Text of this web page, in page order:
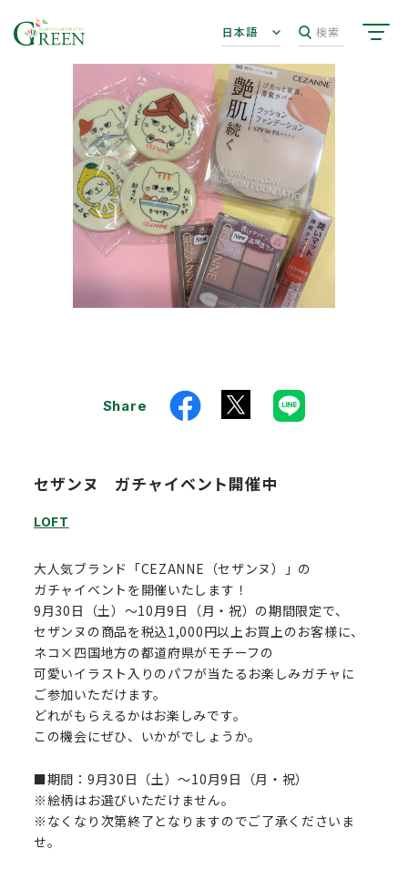
日本語 検索
Share
セザンヌ ガチャイベント開催中
LOFT
大人気ブランド「CEZANNE（セザンヌ）」の
ガチャイベントを開催いたします！
9月30日（土）～10月9日（月・祝）の期間限定で、
セザンヌの商品を税込1,000円以上お買上のお客様に、
ネコ×四国地方の都道府県がモチーフの
可愛いイラスト入りのパフが当たるお楽しみガチャに
ご参加いただけます。
どれがもらえるかはお楽しみです。
この機会にぜひ、いかがでしょうか。
■期間：9月30日（土）～10月9日（月・祝）
※絵柄はお選びいただけません。
※なくなり次第終了となりますのでご了承くださいま
せ。